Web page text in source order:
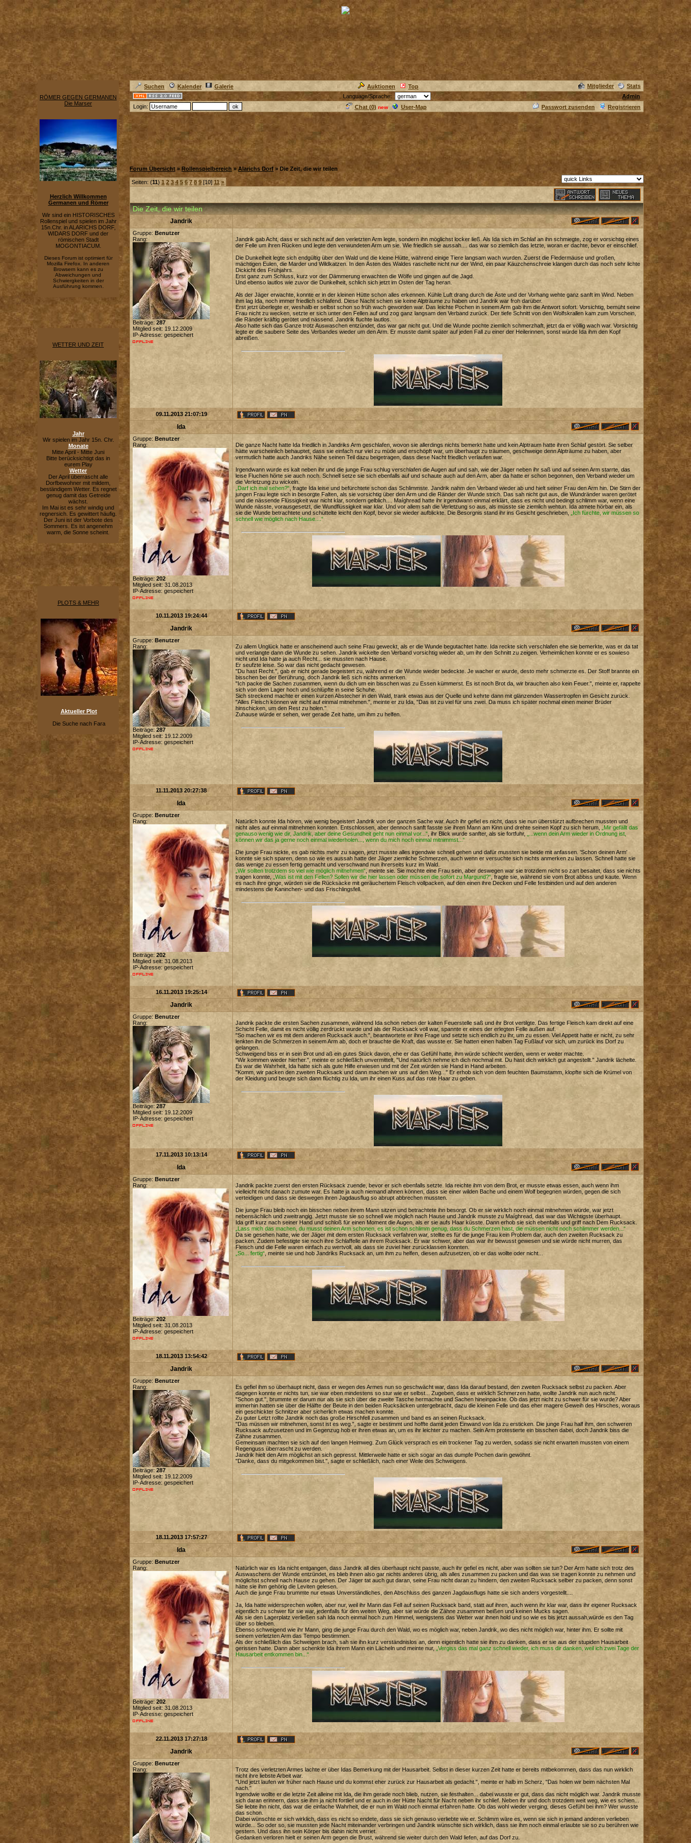
RÖMER GEGEN GERMANEN
Die Marser
Herzlich Willkommen
Germanen und Römer
Wir sind ein HISTORISCHES
Rollenspiel und spielen im Jahr
15n.Chr. in ALARICHS DORF,
WIDARS DORF und der
römischen Stadt
MOGONTIACUM.
Dieses Forum ist optimiert für
Mozilla Firefox. In anderen
Browsern kann es zu
Abweichungen und
Schwiergkeiten in der
Ausführung kommen.
WETTER UND ZEIT
Jahr
Wir spielen im Jahr 15n. Chr.
Monate
Mitte April - Mitte Juni
Bitte berücksichtigt das in
eurem Play
Wetter
Der April überrascht alle
Dorfbewohner mit mildem,
beständigem Wetter. Es regnet
genug damit das Getreide
wächst.
Im Mai ist es sehr windig und
regnersich. Es gewittert häufig.
Der Juni ist der Vorbote des
Sommers. Es ist angenehm
warm, die Sonne scheint.
PLOTS & MEHR
Aktueller Plot
Die Suche nach Fara
Suchen Kalender Galerie Auktionen Top Mitglieder
Stats
Language/Sprache:
Admin
Login:
Chat (0) new User-Map Passwort zusenden Registrieren
Forum Übersicht » Rollenspielbereich » Alarichs Dorf » Die Zeit, die wir teilen
Seiten: (11) 1 2 3 4 5 6 7 8 9 [10] 11 »
Die Zeit, die wir teilen
Jandrik
Gruppe: Benutzer
Rang:
Beiträge: 287
Mitglied seit: 19.12.2009
IP-Adresse: gespeichert
Jandrik gab Acht, dass er sich nicht auf den verletzten Arm legte, sondern ihn möglichst locker ließ. Als Ida sich im Schlaf an ihn schmiegte, zog er vorsichtig eines
der Felle um ihren Rücken und legte den verwundeten Arm um sie. Wie friedlich sie aussah.... das war so ziemlich das letzte, woran er dachte, bevor er einschlief.
Die Dunkelheit legte sich endgültig über den Wald und die kleine Hütte, während einige Tiere langsam wach wurden. Zuerst die Fledermäuse und großen,
mächtigen Eulen, die Marder und Wildkatzen. In den Ästen des Waldes raschelte nicht nur der Wind, ein paar Käuzchenschreie klangen durch das noch sehr lichte
Dickicht des Frühjahrs.
Erst ganz zum Schluss, kurz vor der Dämmerung erwachten die Wölfe und gingen auf die Jagd.
Und ebenso lautlos wie zuvor die Dunkelheit, schlich sich jetzt im Osten der Tag heran.
Als der Jäger erwachte, konnte er in der kleinen Hütte schon alles erkennen. Kühle Luft drang durch die Äste und der Vorhang wehte ganz sanft im Wind. Neben
ihm lag Ida, noch immer friedlich schlafend. Diese Nacht schien sie keine Alpträume zu haben und Jandrik war froh darüber.
Erst jetzt überlegte er, weshalb er selbst schon so früh wach geworden war. Das leichte Pochen in seinem Arm gab ihm die Antwort sofort. Vorsichtig, bemüht seine
Frau nicht zu wecken, setzte er sich unter den Fellen auf und zog ganz langsam den Verband zurück. Der tiefe Schnitt von den Wolfskrallen kam zum Vorschein,
die Ränder kräftig gerötet und nässend. Jandrik fluchte lautlos.
Also hatte sich das Ganze trotz Auswaschen entzündet, das war gar nicht gut. Und die Wunde pochte ziemlich schmerzhaft, jetzt da er völlig wach war. Vorsichtig
legte er die saubere Seite des Verbandes wieder um den Arm. Er musste damit später auf jeden Fall zu einer der Heilerinnen, sonst würde Ida ihm den Kopf
abreißen.
09.11.2013 21:07:19
Ida
Gruppe: Benutzer
Rang:
Beiträge: 202
Mitglied seit: 31.08.2013
IP-Adresse: gespeichert
Die ganze Nacht hatte Ida friedlich in Jandriks Arm geschlafen, wovon sie allerdings nichts bemerkt hatte und kein Alptraum hatte ihren Schlaf gestört. Sie selber
hätte warscheinlich behauptet, dass sie einfach nur viel zu müde und erschöpft war, um überhaupt zu träumen, geschweige denn Alpträume zu haben, aber
vermutlich hatte auch Jandriks Nähe seinen Teil dazu beigetragen, dass diese Nacht friedlich verlaufen war.
Irgendwann wurde es kalt neben ihr und die junge Frau schlug verschlafen die Augen auf und sah, wie der Jäger neben ihr saß und auf seinen Arm starrte, das
leise Fluchen hörte sie auch noch. Schnell setze sie sich ebenfalls auf und schaute auch auf den Arm, aber da hatte er schon begonnen, den Verband wieder um
die Verletzung zu wickeln.
„Darf ich mal sehen?“ , fragte Ida leise und befürchtete schon das Schlimmste. Jandrik nahm den Verband wieder ab und hielt seiner Frau den Arm hin. Die Stirn der
jungen Frau legte sich in besorgte Falten, als sie vorsichtig über den Arm und die Ränder der Wunde strich. Das sah nicht gut aus, die Wundränder waren gerötet
und die nässende Flüssigkeit war nicht klar, sondern gelblich.... Maíghread hatte ihr irgendwann einmal erklärt, dass es nicht und bedingt schlimm war, wenn eine
Wunde nässte, vorausgesetzt, die Wundflüssigkeit war klar. Und vor allem sah die Verletzung so aus, als müsste sie ziemlich wehtun. Ida atmete hörbar ein, als
sie die Wunde betrachtete und schüttelte leicht den Kopf, bevor sie wieder aufblickte. Die Besorgnis stand ihr ins Gesicht geschrieben,
„Ich fürchte, wir müssen so
schnell wie möglich nach Hause....“
10.11.2013 19:24:44
Jandrik
Gruppe: Benutzer
Rang:
Beiträge: 287
Mitglied seit: 19.12.2009
IP-Adresse: gespeichert
Zu allem Unglück hatte er anscheinend auch seine Frau geweckt, als er die Wunde begutachtet hatte. Ida reckte sich verschlafen ehe sie bemerkte, was er da tat
und verlangte dann die Wunde zu sehen. Jandrik wickelte den Verband vorsichtig wieder ab, um ihr den Schnitt zu zeigen. Verheimlichen konnte er es sowieso
nicht und Ida hatte ja auch Recht... sie mussten nach Hause.
Er seufzte leise. So war das nicht gedacht gewesen.
"Du hast Recht.", gab er nicht gerade begeistert zu, während er die Wunde wieder bedeckte. Je wacher er wurde, desto mehr schmerzte es. Der Stoff brannte ein
bisschen bei der Berührung, doch Jandrik ließ sich nichts anmerken.
"Ich packe die Sachen zusammen, wenn du dich um ein bisschen was zu Essen kümmerst. Es ist noch Brot da, wir brauchen also kein Feuer.", meinte er, rappelte
sich von dem Lager hoch und schlüpfte in seine Schuhe.
Sich streckend machte er einen kurzen Abstecher in den Wald, trank etwas aus der Quelle und kehrte dann mit glänzenden Wassertropfen im Gesicht zurück.
"Alles Fleisch können wir nicht auf einmal mitnehmen.", meinte er zu Ida, "Das ist zu viel für uns zwei. Da muss ich später nochmal einen meiner Brüder
hinschicken, um den Rest zu holen."
Zuhause würde er sehen, wer gerade Zeit hatte, um ihm zu helfen.
11.11.2013 20:27:38
Ida
Gruppe: Benutzer
Rang:
Beiträge: 202
Mitglied seit: 31.08.2013
IP-Adresse: gespeichert
Natürlich konnte Ida hören, wie wenig begeistert Jandrik von der ganzen Sache war. Auch ihr gefiel es nicht, dass sie nun überstürzt aufbrechen mussten und
nicht alles auf einmal mitnehmen konnten. Entschlossen, aber dennoch sanft fasste sie ihren Mann am Kinn und drehte seinen Kopf zu sich herum, „Mir gefällt das
genauso wenig wie dir, Jandrik, aber deine Gesundheit geht nun einmal vor...“ , ihr Blick wurde sanfter, als sie fortfuhr,
„...wenn dein Arm wieder in Ordnung ist,
können wir das ja gerne noch einmal wiederholen..., wenn du mich noch einmal mitnimmst...“
Die junge Frau nickte, es gab nichts mehr zu sagen, jetzt musste alles irgendwie schnell gehen und dafür mussten sie beide mit anfassen. 'Schon deinen Arm'
konnte sie sich sparen, denn so wie es aussah hatte der Jäger ziemliche Schmerzen, auch wenn er versuchte sich nichts anmerken zu lassen. Schnell hatte sie
das wenige zu essen fertig gemacht und verschwand nun ihrerseits kurz im Wald.
„Wir sollten trotzdem so viel wie möglich mitnehmen“ , meinte sie. Sie mochte eine Frau sein, aber deswegen war sie trotzdem nicht so zart besaitet, dass sie nichts
tragen konnte,
„Was ist mit den Fellen? Sollen wir die hier lassen oder müssen die sofort zu Margund?“ , fragte sie, während sie vom Brot abbiss und kaute. Wenn
es nach ihre ginge, würden sie die Rücksäcke mit geräuchertem Fleisch vollpacken, auf den einen ihre Decken und Felle festbinden und auf den anderen
mindestens die Kaninchen- und das Frischlingsfell.
16.11.2013 19:25:14
Jandrik
Gruppe: Benutzer
Rang:
Beiträge: 287
Mitglied seit: 19.12.2009
IP-Adresse: gespeichert
Jandrik packte die ersten Sachen zusammen, während Ida schon neben der kalten Feuerstelle saß und ihr Brot vertilgte. Das fertige Fleisch kam direkt auf eine
Schicht Felle, damit es nicht völlig zerdrückt wurde und als der Rucksack voll war, spannte er eines der erlegten Felle außen auf.
"So machen wir es mit dem anderen Rucksack auch.", beantwortete er ihre Frage und setzte sich endlich zu ihr, um zu essen. Viel Appetit hatte er nicht, zu sehr
lenkten ihn die Schmerzen in seinem Arm ab, doch er brauchte die Kraft, das wusste er. Sie hatten einen halben Tag Fußlauf vor sich, um zurück ins Dorf zu
gelangen.
Schweigend biss er in sein Brot und aß ein gutes Stück davon, ehe er das Gefühl hatte, ihm würde schlecht werden, wenn er weiter machte.
"Wir kommen wieder hierher.", meinte er schließlich unvermittelt, "Und natürlich nehme ich dich nochmal mit. Du hast dich wirklich gut angestellt." Jandrik lächelte.
Es war die Wahrheit, Ida hatte sich als gute Hilfe erwiesen und mit der Zeit würden sie Hand in Hand arbeiten.
"Komm, wir packen den zweiten Rucksack und dann machen wir uns auf den Weg..." Er erhob sich von dem feuchten Baumstamm, klopfte sich die Krümel von
der Kleidung und beugte sich dann flüchtig zu Ida, um ihr einen Kuss auf das rote Haar zu geben.
17.11.2013 10:13:14
Ida
Gruppe: Benutzer
Rang:
Beiträge: 202
Mitglied seit: 31.08.2013
IP-Adresse: gespeichert
Jandrik packte zuerst den ersten Rücksack zuende, bevor er sich ebenfalls setzte. Ida reichte ihm von dem Brot, er musste etwas essen, auch wenn ihm
vielleicht nicht danach zumute war. Es hatte ja auch niemand ahnen können, dass sie einer wilden Bache und einem Wolf begegnen würden, gegen die sich
verteidigen und dass sie deswegen ihren Jagdausflug so abrupt abbrechen mussten.
Die junge Frau bleib noch ein bisschen neben ihrem Mann sitzen und betrachtete ihn besorgt. Ob er sie wirklich noch einmal mitnehmen würde, war jetzt
nebensächlich und zweitrangig. Jetzt musste sie so schnell wie möglich nach Hause und Jandrik musste zu Maíghread, das war das Wichtigste überhaupt.
Ida griff kurz nach seiner Hand und schloß für einen Moment die Augen, als er sie aufs Haar küsste. Dann erhob sie sich ebenfalls und griff nach Dem Rucksack.
„Lass mich das machen, du musst deinen Arm schonen, es ist schon schlimm genug, dass du Schmerzen hast, die müssen nicht noch schlimmer werden...“
Da sie gesehen hatte, wie der Jäger mit dem ersten Rucksack verfahren war, stellte es für die junge Frau kein Problem dar, auch den zweiten Rucksack zu
packen. Zudem befestigte sie noch ihre Schlaffelle an ihrem Rucksack. Er war schwer, aber das war ihr bewusst gewesen und sie würde nicht murren, das
Fleisch und die Felle waren einfach zu wertvoll, als dass sie zuviel hier zurücklassen konnten.
„So... fertig“ , meinte sie und hob Jandriks Rucksack an, um ihm zu helfen, diesen aufzusetzen, ob er das wollte oder nicht...
18.11.2013 13:54:42
Jandrik
Gruppe: Benutzer
Rang:
Beiträge: 287
Mitglied seit: 19.12.2009
IP-Adresse: gespeichert
Es gefiel ihm so überhaupt nicht, dass er wegen des Armes nun so geschwächt war, dass Ida darauf bestand, den zweiten Rucksack selbst zu packen. Aber
dagegen konnte er nichts tun, sie war eben mindestens so stur wie er selbst... Zugeben, dass er wirklich Schmerzen hatte, wollte Jandrik nun auch nicht.
"Schon gut.", brummte er darum nur als sie sich über die zweite Tasche hermachte und Sachen hineinpackte. Ob das jetzt nicht zu schwer für sie wurde? Aber
immerhin hatten sie über die Hälfte der Beute in den beiden Rucksäcken untergebracht, dazu die kleinen Felle und das eher magere Geweih des Hirsches, woraus
ein geschickter Schnitzer aber sicherlich etwas machen konnte.
Zu guter Letzt rollte Jandrik noch das große Hirschfell zusammen und band es an seinen Rucksack.
"Das müssen wir mitnehmen, sonst ist es weg.", sagte er bestimmt und hoffte damit jeden Einwand von Ida zu ersticken. Die junge Frau half ihm, den schweren
Rucksack aufzusetzen und im Gegenzug hob er ihren etwas an, um es ihr leichter zu machen. Sein Arm protestierte ein bisschen dabei, doch Jandrik biss die
Zähne zusammen.
Gemeinsam machten sie sich auf den langen Heimweg. Zum Glück versprach es ein trockener Tag zu werden, sodass sie nicht erwarten mussten von einem
Regenguss überrascht zu werden.
Jandrik hielt den Arm möglichst an sich gepresst. Mittlerweile hatte er sich sogar an das dumpfe Pochen darin gewöhnt.
"Danke, dass du mitgekommen bist.", sagte er schließlich, nach einer Weile des Schweigens.
18.11.2013 17:57:27
Ida
Gruppe: Benutzer
Rang:
Beiträge: 202
Mitglied seit: 31.08.2013
IP-Adresse: gespeichert
Natürlich war es Ida nicht entgangen, dass Jandrik all dies überhaupt nicht passte, auch ihr gefiel es nicht, aber was sollten sie tun? Der Arm hatte sich trotz des
Auswaschens der Wunde entzündet, es blieb ihnen also gar nichts anderes übrig, als alles zusammen zu packen und das was sie tragen konnte zu nehmen und
möglichst schnell nach Hause zu gehen. Der Jäger tat auch gut daran, seine Frau nicht daran zu hindern, den zweiten Rucksack selber zu packen, denn sonst
hätte sie ihm gehörig die Leviten gelesen.
Auch die junge Frau brummte nur etwas Unverständliches, den Abschluss des ganzen Jagdausflugs hatte sie sich anders vorgestellt....
Ja, Ida hatte widersprechen wollen, aber nur, weil ihr Mann das Fell auf seinen Rucksack band, statt auf ihren, auch wenn ihr klar war, dass ihr eigener Rucksack
eigentlich zu schwer für sie war, jedenfalls für den weiten Weg, aber sie würde die Zähne zusammen beißen und keinen Mucks sagen.
Als sie den Lagerplatz verließen sah Ida noch einmal hoch zum Himmel, wenigstens das Wetter war ihnen hold und so wie es bis jetzt aussah,würde es den Tag
über so bleiben.
Ebenso schweigend wie ihr Mann, ging die junge Frau durch den Wald, wo es möglich war, neben Jandrik, wo dies nicht möglich war, hinter ihm. Er sollte mit
seinem verletzten Arm das Tempo bestimmen.
Als der schließlich das Schweigen brach, sah sie ihn kurz verständnislos an, denn eigentlich hatte sie ihm zu danken, dass er sie aus der stupiden Hausarbeit
gerissen hatte. Dann aber schenkte Ida ihrem Mann ein Lächeln und meinte nur,
„Vergiss das mal ganz schnell wieder, ich muss dir danken, weil ich zwei Tage der
Hausarbeit entkommen bin...“
22.11.2013 17:27:18
Jandrik
Gruppe: Benutzer
Rang:
Trotz des verletzten Armes lachte er über Idas Bemerkung mit der Hausarbeit. Selbst in dieser kurzen Zeit hatte er bereits mitbekommen, dass das nun wirklich
nicht ihre liebste Arbeit war.
"Und jetzt laufen wir früher nach Hause und du kommst eher zurück zur Hausarbeit als gedacht.", meinte er halb im Scherz, "Das holen wir beim nächsten Mal
nach."
Irgendwie wollte er die letzte Zeit alleine mit Ida, die ihm gerade noch blieb, nutzen, sie festhalten... dabei wusste er gut, dass das nicht möglich war. Jandrik musste
sich daran erinnern, dass sie ihm ja nicht fortlief und er auch in der Hütte Nacht für Nacht neben ihr schlief. Neben ihr und doch trotzdem weit weg, wie es schien...
Sie liebte ihn nicht, das war die einfache Wahrheit, die er nun im Wald noch einmal erfahren hatte. Ob das wohl wieder verging, dieses Gefühl bei ihm? Wer wusste
das schon.
Dabei wünschte er sich wirklich, dass es nicht so endete, dass sie sich genauso verliebte wie er. Schlimm wäre es, wenn sie sich in jemand anderen verlieben
würde... So oder so, sie mussten jede Nacht miteinander verbringen und Jandrik wünschte sich wirklich, dass sie ihm noch einmal erlaubte sie so zu berühren wie
gestern. Und dass ihn sein Körper bis dahin nicht verriet.
Gedanken verloren hielt er seinen Arm gegen die Brust, während sie weiter durch den Wald liefen, auf das Dorf zu.